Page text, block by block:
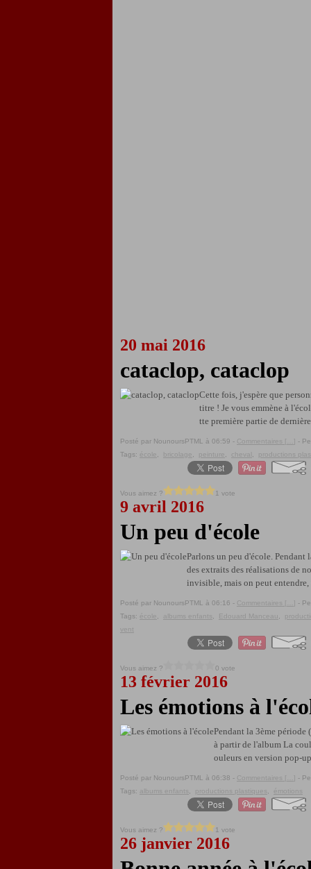
20 mai 2016
cataclop, cataclop
Cette fois, j'espère que
titre ! Je vous emmène à
tte première partie de
Posté par NounoursPTML à 06:59 - Commentaires [ ] -
Tags:
école bricolage peinture cheval productions
Vous aimez ? 1 vote
9 avril 2016
Un peu d'école
Parlons un peu d'école.
des extraits des réalisations de
invisible, mais on peut entendre,
Posté par NounoursPTML à 06:16 - Commentaires [ ] -
Tags:
école albums enfants Edouard Manceau
vent
Vous aimez ? 0 vote
13 février 2016
Les émotions à
Pendant la 3ème période
à partir de l'album La
ouleurs en version pop-
Posté par NounoursPTML à 06:38 - Commentaires [ ] -
Tags:
albums enfants productions plastiques émotions
Vous aimez ? 1 vote
26 janvier 2016